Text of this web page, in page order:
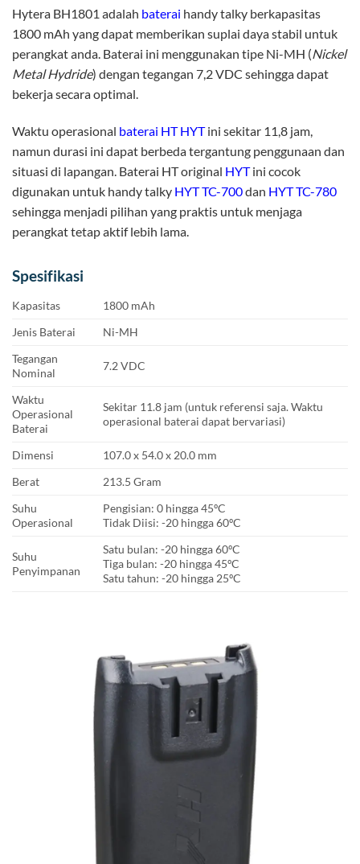
Hytera BH1801 adalah baterai handy talky berkapasitas
1800 mAh yang dapat memberikan suplai daya stabil untuk
perangkat anda. Baterai ini menggunakan tipe Ni-MH (Nickel
Metal Hydride) dengan tegangan 7,2 VDC sehingga dapat
bekerja secara optimal.
Waktu operasional baterai HT HYTini sekitar 11,8 jam,
namun durasi ini dapat berbeda tergantung penggunaan dan
situasi di lapangan. Baterai HT original HYTini cocok
digunakan untuk handy talky HYT TC-700dan HYT TC-780
sehingga menjadi pilihan yang praktis untuk menjaga
perangkat tetap aktif lebih lama.
Spesifikasi
Kapasitas
1800 mAh
Jenis Baterai
Ni-MH
Tegangan
Nominal
7.2 VDC
Waktu
Operasional
Baterai
Sekitar 11.8 jam (untuk referensi saja. Waktu
operasional baterai dapat bervariasi)
Dimensi
107.0 x 54.0 x 20.0 mm
Berat
213.5 Gram
Suhu
Operasional
Pengisian: 0 hingga 45ºC
Tidak Diisi: -20 hingga 60ºC
Suhu
Penyimpanan
Satu bulan: -20 hingga 60ºC
Tiga bulan: -20 hingga 45ºC
Satu tahun: -20 hingga 25ºC